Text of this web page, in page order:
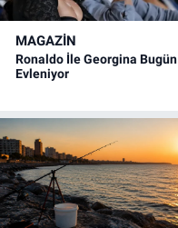
MAGAZİN
Ronaldo İle Georgina Bugün
Evleniyor